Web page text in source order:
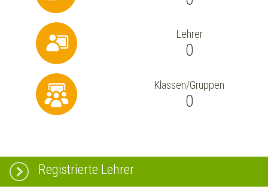
Lehrer
0
Klassen/Gruppen
0
Registrierte Lehrer